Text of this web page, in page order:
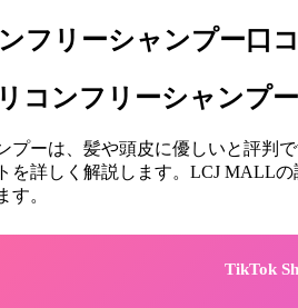
フリーシャンプー口
コンフリーシャンプ
プーは、髪や頭皮に優しいと評判
を詳しく解説します。LCJ MALL
す。
TikTok